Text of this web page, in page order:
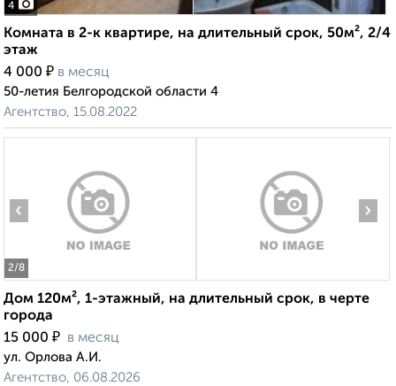
4
Комната в 2-к квартире, на длительный срок, 50м², 2/4
этаж
4 000 ₽ в месяц
50-летия Белгородской области 4
Агентство, 15.08.2022
2/8
‹ ›
Дом 120м², 1-этажный, на длительный срок, в черте
города
15 000 ₽ в месяц
ул. Орлова А.И.
Агентство, 06.08.2026